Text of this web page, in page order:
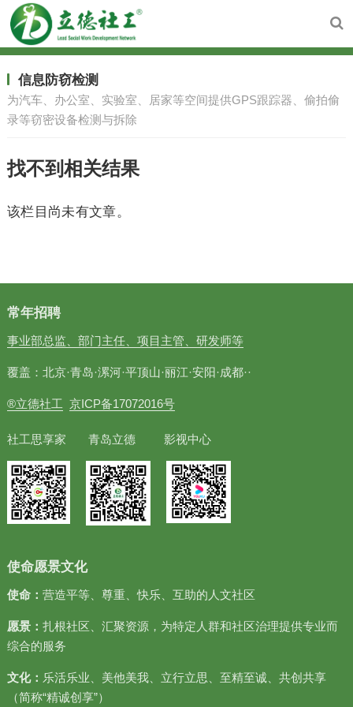
信息防窃检测
为汽车、办公室、实验室、居家等空间提供GPS跟踪器、偷拍偷
录等窃密设备检测与拆除
找不到相关结果
该栏目尚未有文章。
常年招聘
事业部总监、部门主任、项目主管、研发师等
覆盖：北京·青岛·漯河·平顶山·丽江·安阳·成都··
®立德社工 京ICP备17072016号
社工思享家 青岛立德 影视中心
使命愿景文化
使命： 营造平等、尊重、快乐、互助的人文社区
愿景： 扎根社区、汇聚资源，为特定人群和社区治理提供专业而
综合的服务
文化： 乐活乐业、美他美我、立行立思、至精至诚、共创共享
（简称“精诚创享”）